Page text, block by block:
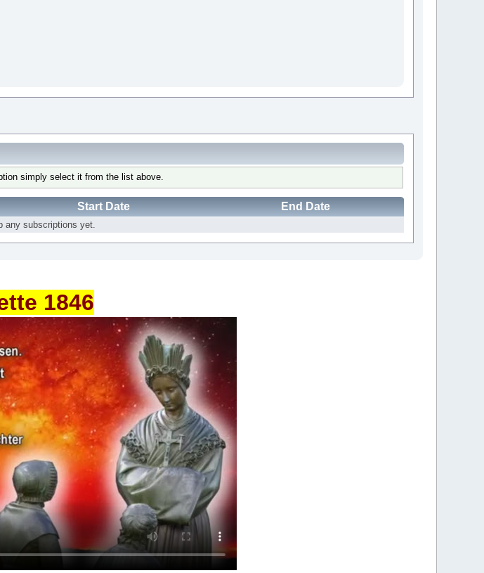
simply select it from the list above.
Start Date End Date
any subscriptions yet.
1846